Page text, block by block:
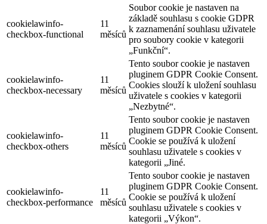
cookielawinfo-
checkbox-functional
11
měsíců
Soubor cookie je nastaven na
základě souhlasu s cookie GDPR
k zaznamenání souhlasu uživatele
pro soubory cookie v kategorii
„Funkční“.
cookielawinfo-
checkbox-necessary
11
měsíců
Tento soubor cookie je nastaven
pluginem GDPR Cookie Consent.
Cookies slouží k uložení souhlasu
uživatele s cookies v kategorii
„Nezbytné“.
cookielawinfo-
checkbox-others
11
měsíců
Tento soubor cookie je nastaven
pluginem GDPR Cookie Consent.
Cookie se používá k uložení
souhlasu uživatele s cookies v
kategorii „Jiné.
cookielawinfo-
checkbox-performance
11
měsíců
Tento soubor cookie je nastaven
pluginem GDPR Cookie Consent.
Cookie se používá k uložení
souhlasu uživatele s cookies v
kategorii „Výkon“.